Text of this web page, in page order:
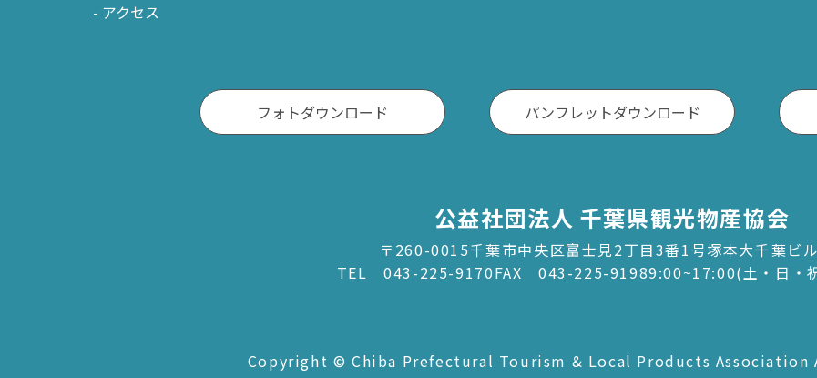
アクセス
フォトダウンロード パンフレットダウンロード
公益社団法人 千葉県観光物産協会
〒260-0015千葉市中央区富士見2丁目3番1号塚本大千葉ビ
TEL043-225-9170FAX 043-225-91989:00~17:00(土・日・
Copyright © Chiba Prefectural Tourism & Local Products Association